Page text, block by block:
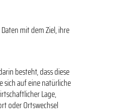
mit dem Ziel, ihre
besteht, dass diese
sich auf eine natürliche
Lage,
oder Ortswechsel